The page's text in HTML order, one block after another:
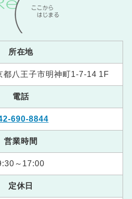
所在地
八王子市明神町1-7-14 1F
電話
690-8844
営業時間
～17:00
定休日